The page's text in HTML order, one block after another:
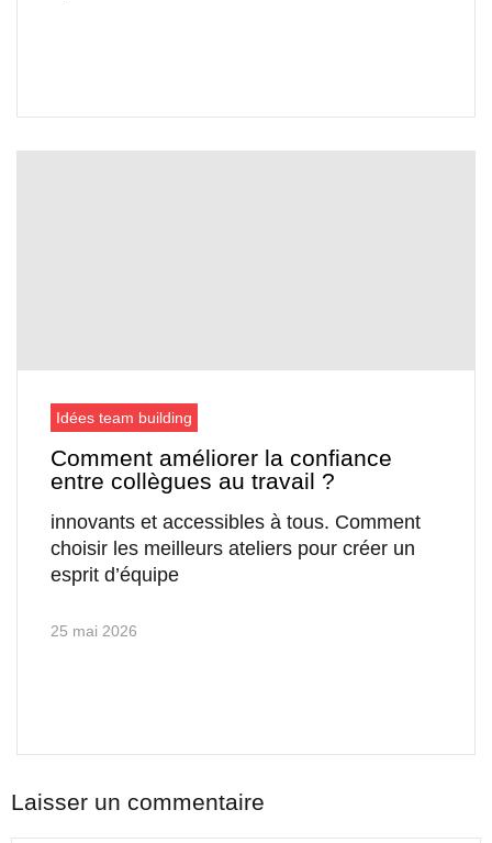
Idées team building
Comment améliorer la confiance
entre collègues au travail ?
innovants et accessibles à tous. Comment
choisir les meilleurs ateliers pour créer un
esprit d’équipe
25 mai 2026
Laisser un commentaire